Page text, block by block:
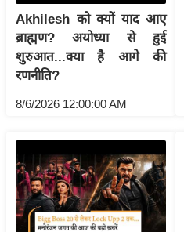
ली
वु
ड
हॉ
फि
ल्म
स
मी
Akhilesh को क्यों याद आए
ब्राह्मण? अयोध्या से हुई
शुरुआत...क्या है आगे की
रणनीति?
8/6/2026 12:00:00 AM